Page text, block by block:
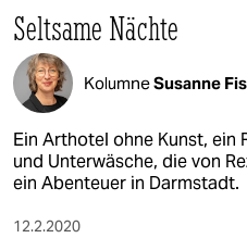
Seltsame Nächte
KolumneSusanne
Ein Arthotel ohne Kunst, ein
und Unterwäsche, die von
ein Abenteuer in Darmstadt.
12.2.2020